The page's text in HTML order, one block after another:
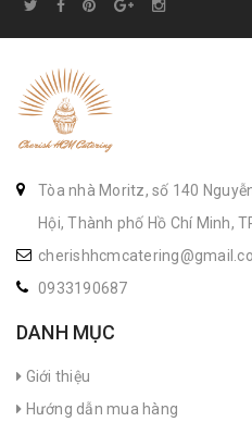
Tòa nhà Moritz, số 140
Hội, Thành phố Hồ Chí Minh,
0933190687
DANH MỤC
Giới thiệu
Hướng dẫn mua hàng